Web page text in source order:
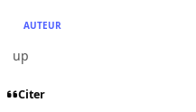
AUTEUR
up
Citer